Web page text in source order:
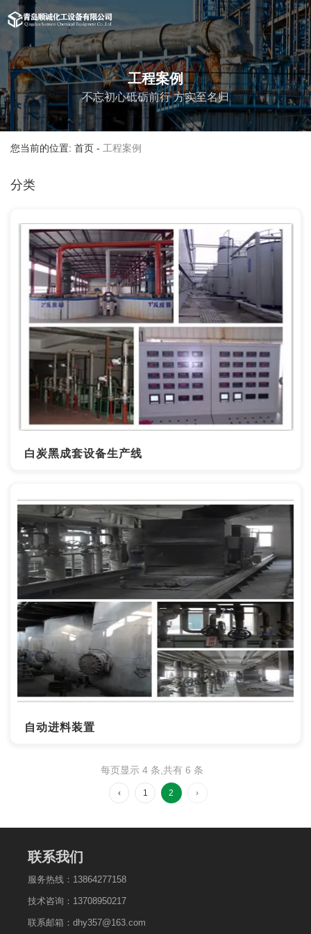
工程案例
不忘初心砥砺前行 方实至名归
您当前的位置: 首页 - 工程案例
分类
白炭黑成套设备生产线
自动进料装置
每页显示 4 条,共有 6 条
‹ 1 2 ›
联系我们
服务热线：13864277158
技术咨询：13708950217
联系邮箱：dhy357@163.com